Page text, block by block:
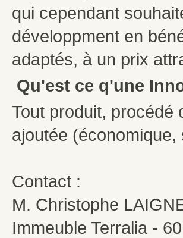
qui cependant
développment en
adaptés, à un prix
Qu'est ce q'une
Tout produit, procédé
ajoutée
Contact :
M. Christophe
Immeuble Terralia -